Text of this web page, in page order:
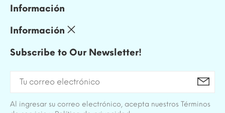
Información
Información
Subscribe to Our Newsletter!
Al ingresar su correo electrónico, acepta nuestros Términos